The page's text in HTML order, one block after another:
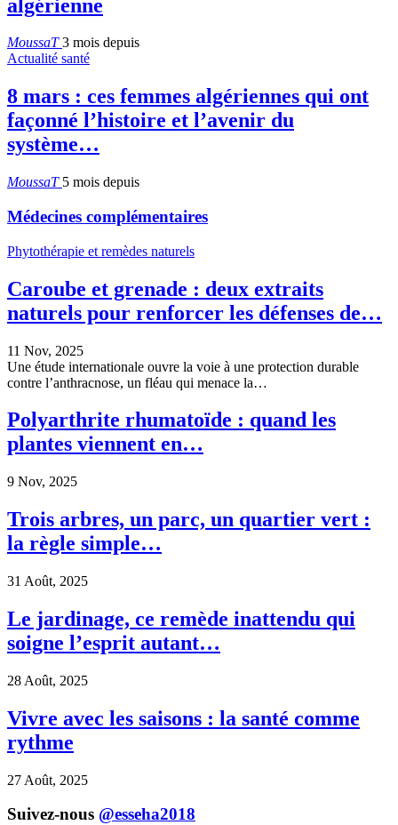
algérienne
MoussaT3 mois depuis
Actualité santé
8 mars : ces femmes algériennes qui ont
façonné l’histoire et l’avenir du
système…
MoussaT 5 mois depuis
Médecines complémentaires
Phytothérapie et remèdes naturels
Caroube et grenade : deux extraits
naturels pour renforcer les défenses de…
11 Nov, 2025
Une étude internationale ouvre la voie à une protection durable
contre l’anthracnose, un fléau qui menace la…
Polyarthrite rhumatoïde : quand les
plantes viennent en…
9 Nov, 2025
Trois arbres, un parc, un quartier vert :
la règle simple…
31 Août, 2025
Le jardinage, ce remède inattendu qui
soigne l’esprit autant…
28 Août, 2025
Vivre avec les saisons : la santé comme
rythme
27 Août, 2025
Suivez-nous @esseha2018